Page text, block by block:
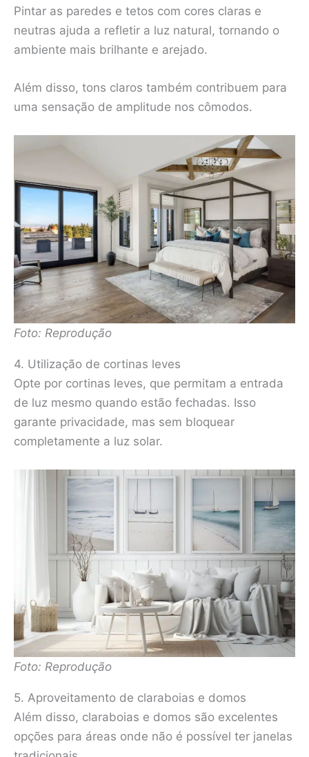
Pintar as paredes e tetos com cores claras e
neutras ajuda a refletir a luz natural, tornando o
ambiente mais brilhante e arejado.
Além disso, tons claros também contribuem para
uma sensação de amplitude nos cômodos.
Foto: Reprodução
4. Utilização de cortinas leves
Opte por cortinas leves, que permitam a entrada
de luz mesmo quando estão fechadas. Isso
garante privacidade, mas sem bloquear
completamente a luz solar.
Foto: Reprodução
5. Aproveitamento de claraboias e domos
Além disso, claraboias e domos são excelentes
opções para áreas onde não é possível ter janelas